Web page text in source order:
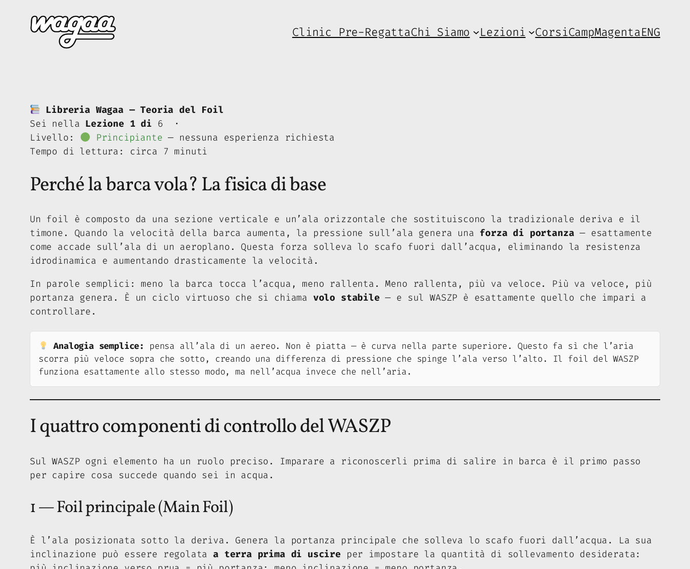
Clinic Pre-RegattaChi Siamo Lezioni CorsiCampMagentaENG
Libreria Wagaa — Teoria del Foil
Sei nella Lezione 1 di 6 ·
Livello:
Principiante — nessuna esperienza richiesta
Tempo di lettura: circa 7 minuti
Perché la barca vola? La fisica di base
Un foil è composto da una sezione verticale e un’ala orizzontale che sostituiscono la tradizionale deriva e il
timone. Quando la velocità della barca aumenta, la pressione sull’ala genera una forza di portanza — esattamente
come accade sull’ala di un aeroplano. Questa forza solleva lo scafo fuori dall’acqua, eliminando la resistenza
idrodinamica e aumentando drasticamente la velocità.
In parole semplici: meno la barca tocca l’acqua, meno rallenta. Meno rallenta, più va veloce. Più va veloce, più
portanza genera. È un ciclo virtuoso che si chiama volo stabile — e sul WASZP è esattamente quello che impari a
controllare.
Analogia semplice:
pensa all’ala di un aereo. Non è piatta — è curva nella parte superiore. Questo fa sì che l’aria
scorra più veloce sopra che sotto, creando una differenza di pressione che spinge l’ala verso l’alto. Il foil del WASZP
funziona esattamente allo stesso modo, ma nell’acqua invece che nell’aria.
I quattro componenti di controllo del WASZP
Sul WASZP ogni elemento ha un ruolo preciso. Imparare a riconoscerli prima di salire in barca è il primo passo
per capire cosa succede quando sei in acqua.
1 — Foil principale (Main Foil)
È l’ala posizionata sotto la deriva. Genera la portanza principale che solleva lo scafo fuori dall’acqua. La sua
inclinazione può essere regolataa terra prima di uscire per impostare la quantità di sollevamento desiderata: